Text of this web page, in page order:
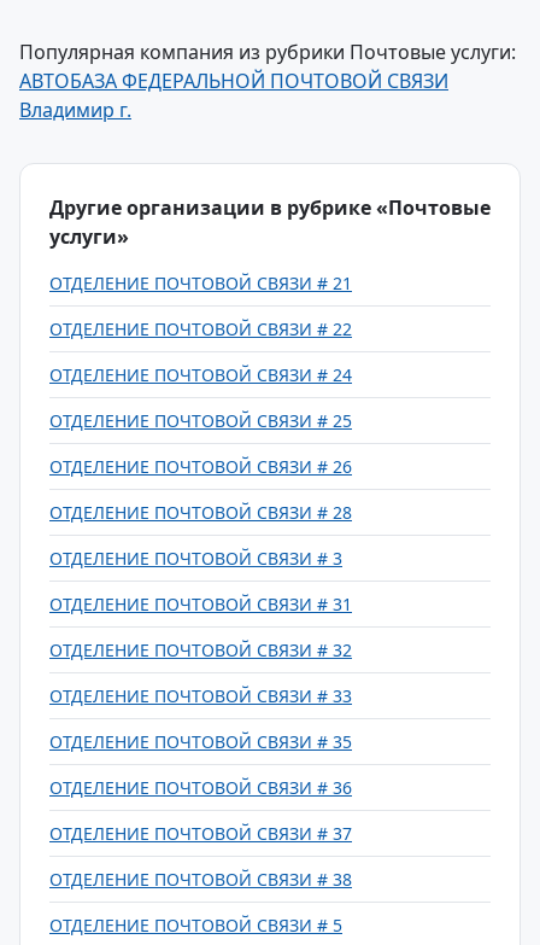
Популярная компания из рубрики Почтовые услуги:
АВТОБАЗА ФЕДЕРАЛЬНОЙ ПОЧТОВОЙ СВЯЗИ
Владимир г.
Другие организации в рубрике «Почтовые
услуги»
ОТДЕЛЕНИЕ ПОЧТОВОЙ СВЯЗИ # 21
ОТДЕЛЕНИЕ ПОЧТОВОЙ СВЯЗИ # 22
ОТДЕЛЕНИЕ ПОЧТОВОЙ СВЯЗИ # 24
ОТДЕЛЕНИЕ ПОЧТОВОЙ СВЯЗИ # 25
ОТДЕЛЕНИЕ ПОЧТОВОЙ СВЯЗИ # 26
ОТДЕЛЕНИЕ ПОЧТОВОЙ СВЯЗИ # 28
ОТДЕЛЕНИЕ ПОЧТОВОЙ СВЯЗИ # 3
ОТДЕЛЕНИЕ ПОЧТОВОЙ СВЯЗИ # 31
ОТДЕЛЕНИЕ ПОЧТОВОЙ СВЯЗИ # 32
ОТДЕЛЕНИЕ ПОЧТОВОЙ СВЯЗИ # 33
ОТДЕЛЕНИЕ ПОЧТОВОЙ СВЯЗИ # 35
ОТДЕЛЕНИЕ ПОЧТОВОЙ СВЯЗИ # 36
ОТДЕЛЕНИЕ ПОЧТОВОЙ СВЯЗИ # 37
ОТДЕЛЕНИЕ ПОЧТОВОЙ СВЯЗИ # 38
ОТДЕЛЕНИЕ ПОЧТОВОЙ СВЯЗИ # 5